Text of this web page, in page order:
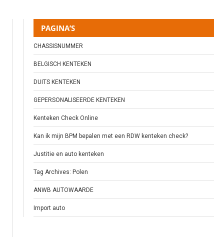
PAGINA’S
CHASSISNUMMER
BELGISCH KENTEKEN
DUITS KENTEKEN
GEPERSONALISEERDE KENTEKEN
Kenteken Check Online
Kan ik mijn BPM bepalen met een RDW kenteken check?
Justitie en auto kenteken
Tag Archives: Polen
ANWB AUTOWAARDE
Import auto